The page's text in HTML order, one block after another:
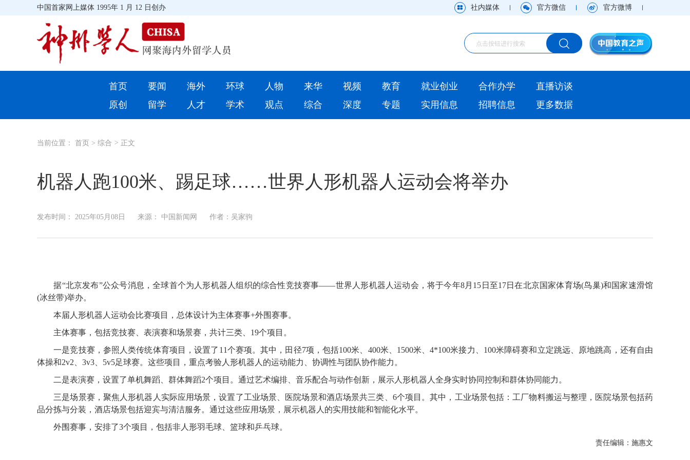
人物 来华
留学
招聘信息 更多数据
中国首家网上媒体 1995年 1 月 12 日创办 社内媒体 官方微信 官方微博
首页 要闻 海外 环球 人物 来华 视频 教育 就业创业 合作办学
直播访谈
原创
留学 人才 学术 观点 综合 深度 专题 实用信息 招聘信息 更多数据
当前位置： 首页 > 综合 > 正文
机器人跑100米、踢足球……世界人形机器人运动会将举办
发布时间： 2025年05月08日 来源： 中国新闻网 作者：吴家驹
据“北京发布”公众号消息，全球首个为人形机器人组织的综合性竞技赛事——世界人形机器人运动会，将于今年8月15日至17日在北京国家体育场(鸟巢)和国家速滑馆
(冰丝带)举办。
本届人形机器人运动会比赛项目，总体设计为主体赛事+外围赛事。
主体赛事，包括竞技赛、表演赛和场景赛，共计三类、19个项目。
一是竞技赛，参照人类传统体育项目，设置了11个赛项。其中，田径7项，包括100米、400米、1500米、4*100米接力、100米障碍赛和立定跳远、原地跳高，还有自由
体操和2v2、3v3、5v5足球赛。这些项目，重点考验人形机器人的运动能力、协调性与团队协作能力。
二是表演赛，设置了单机舞蹈、群体舞蹈2个项目。通过艺术编排、音乐配合与动作创新，展示人形机器人全身实时协同控制和群体协同能力。
三是场景赛，聚焦人形机器人实际应用场景，设置了工业场景、医院场景和酒店场景共三类、6个项目。其中，工业场景包括：工厂物料搬运与整理，医院场景包括药
品分拣与分装，酒店场景包括迎宾与清洁服务。通过这些应用场景，展示机器人的实用技能和智能化水平。
外围赛事，安排了3个项目，包括非人形羽毛球、篮球和乒乓球。
责任编辑：施惠文